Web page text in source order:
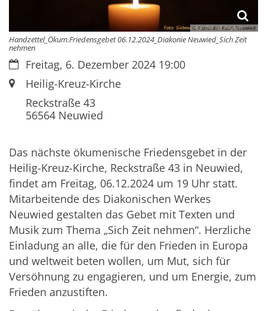
© Pastoraler Raum Neuwied
Handzettel_Ökum.Friedensgebet 06.12.2024_Diakonie Neuwied_Sich Zeit
nehmen
Datum:Freitag, 6. Dezember 2024 19:00
Ort:Heilig-Kreuz-Kirche
Reckstraße 43
56564Neuwied
Das nächste ökumenische Friedensgebet in der
Heilig-Kreuz-Kirche, Reckstraße 43 in Neuwied,
findet am Freitag, 06.12.2024 um 19 Uhr statt.
Mitarbeitende des Diakonischen Werkes
Neuwied gestalten das Gebet mit Texten und
Musik zum Thema „Sich Zeit nehmen“. Herzliche
Einladung an alle, die für den Frieden in Europa
und weltweit beten wollen, um Mut, sich für
Versöhnung zu engagieren, und um Energie, zum
Frieden anzustiften.